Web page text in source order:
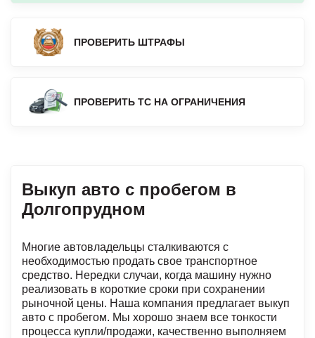
Выкуп авто с пробегом в
Долгопрудном
Многие автовладельцы сталкиваются с
необходимостью продать свое транспортное
средство. Нередки случаи, когда машину нужно
реализовать в короткие сроки при сохранении
рыночной цены. Наша компания предлагает выкуп
авто с пробегом. Мы хорошо знаем все тонкости
процесса купли/продажи, качественно выполняем
ПРОВЕРИТЬ ШТРАФЫ
ПРОВЕРИТЬ ТС НА ОГРАНИЧЕНИЯ